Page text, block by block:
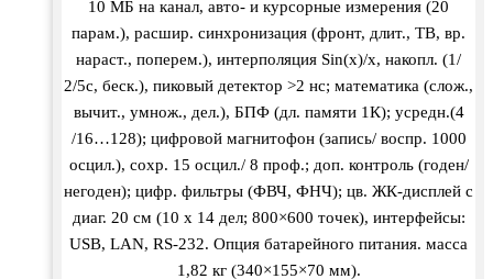
10 МБ на канал, авто- и курсорные измерения (20
парам.), расшир. синхронизация (фронт, длит., ТВ, вр.
нараст., поперем.), интерполяция Sin(x)/х, накопл. (1/
2/5с, беск.), пиковый детектор >2 нс; математика (слож.,
вычит., умнож., дел.), БПФ (дл. памяти 1К); усредн.(4
/16…128); цифровой магнитофон (запись/ воспр. 1000
осцил.), сохр. 15 осцил./ 8 проф.; доп. контроль (годен/
негоден); цифр. фильтры (ФВЧ, ФНЧ); цв. ЖК-дисплей с
диаг. 20 см (10 х 14 дел; 800×600 точек), интерфейсы:
USB, LAN, RS-232. Опция батарейного питания. масса
1,82 кг (340×155×70 мм).